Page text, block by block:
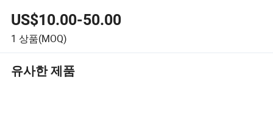
US$10.00-50.00
1 상품(MOQ)
유사한 제품